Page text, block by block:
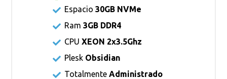
Espacio 30GB NVMe
Ram 3GB DDR4
CPU XEON 2x3.5Ghz
Plesk Obsidian
Totalmente Administrado